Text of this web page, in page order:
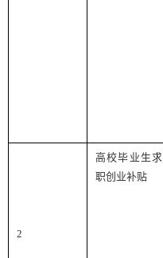
2
高校毕业生求
职创业补贴